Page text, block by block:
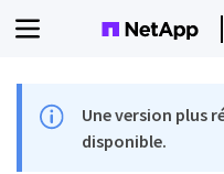
Une version plus
disponible.